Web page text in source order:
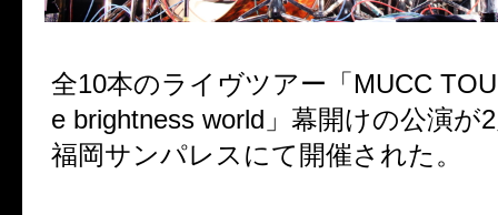
全10本のライヴツアー「MUCC
e brightness world」幕開けの公演が
福岡サンパレスにて開催された。